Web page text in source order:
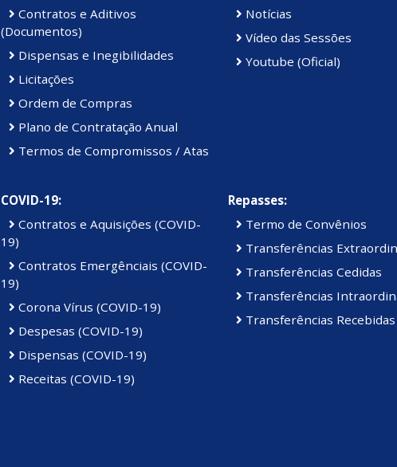
Contratos e Aditivos
(Documentos)
Dispensas e Inegibilidades
Licitações
Ordem de Compras
Plano de Contratação Anual
Termos de Compromissos / Atas
Notícias
Vídeo das Sessões
Youtube (Oficial)
COVID-19:
Contratos e Aquisições (COVID-
19)
Contratos Emergênciais (COVID-
19)
Corona Vírus (COVID-19)
Despesas (COVID-19)
Dispensas (COVID-19)
Receitas (COVID-19)
Repasses:
Termo de Convênios
Transferências
Transferências Cedidas
Transferências
Transferências Recebidas